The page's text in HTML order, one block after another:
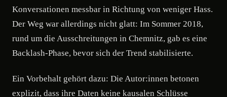
Konversationen messbar in Richtung von weniger Hass.
Der Weg war allerdings nicht glatt: Im Sommer 2018,
rund um die Ausschreitungen in Chemnitz, gab es eine
Backlash-Phase, bevor sich der Trend stabilisierte.
Ein Vorbehalt gehört dazu: Die Autor:innen betonen
explizit, dass ihre Daten keine kausalen Schlüsse